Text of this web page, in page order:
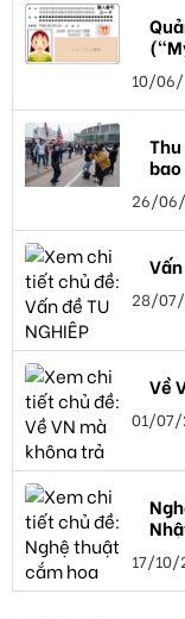
10/
26/
28/
Về
01/
17/10/